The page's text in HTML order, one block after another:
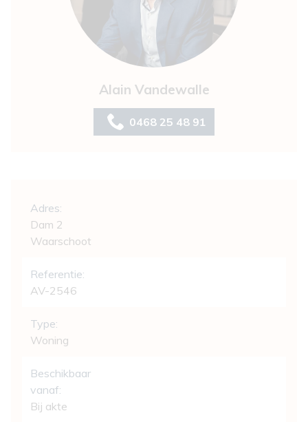
Alain Vandewalle
0468 25 48 91
Adres:
Dam 2
Waarschoot
Referentie:
AV-2546
Type:
Woning
Beschikbaar
vanaf:
Bij akte